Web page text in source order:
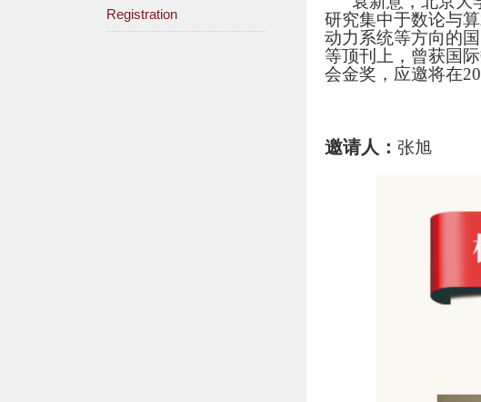
Registration
研究集中于数论与
动力系统等方向的
等顶刊上，曾获国
会金奖，应邀将在
邀请人： 张旭